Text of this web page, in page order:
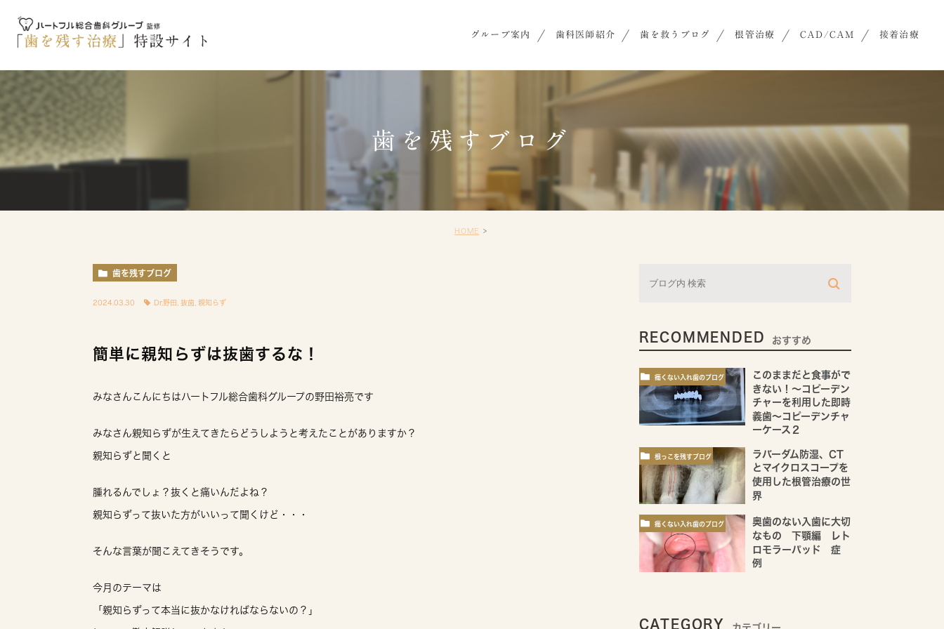
グループ案内 歯科医師紹介 歯を救うブログ 根管治療 CAD/CAM 接着治療
歯を残すブログ
HOME
歯を残すブログ
2024.03.30 Dr.野田 抜歯 親知らず
簡単に親知らずは抜歯するな！
みなさんこんにちはハートフル総合歯科グループの野田裕亮です
みなさん親知らずが生えてきたらどうしようと考えたことがありますか？
親知らずと聞くと
腫れるんでしょ？抜くと痛いんだよね？
親知らずって抜いた方がいいって聞くけど・・・
そんな言葉が聞こえてきそうです。
今月のテーマは
「親知らずって本当に抜かなければならないの？」
RECOMMENDED おすすめ
痛くない入れ歯のブログ
このままだと食事がで
きない！～コピーデン
チャーを利用した即時
義歯～コピーデンチャ
ーケース２
根っこを残すブログ
ラバーダム防湿、CT
とマイクロスコープを
使用した根管治療の世
界
痛くない入れ歯のブログ
奥歯のない入歯に大切
なもの 下顎編 レト
ロモラーパッド 症
例
CATEGORY